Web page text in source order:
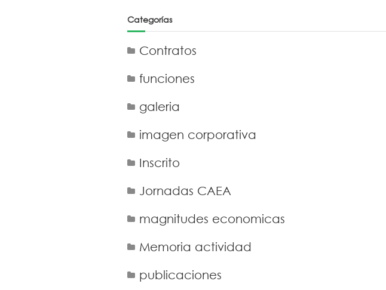
Categorías
Contratos
funciones
galeria
imagen corporativa
Inscrito
Jornadas CAEA
magnitudes economicas
Memoria actividad
publicaciones